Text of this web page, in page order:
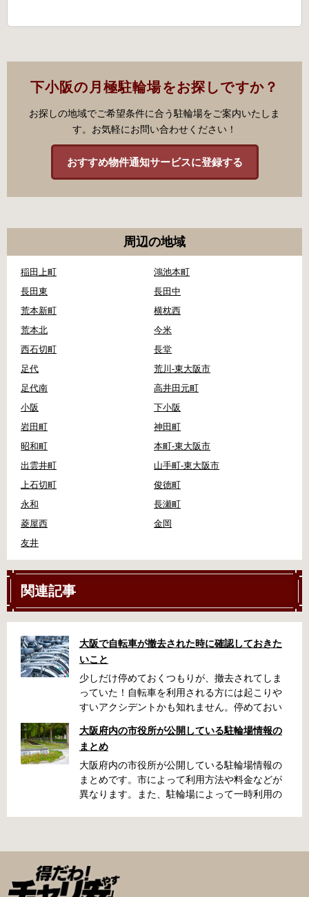
下小阪の月極駐輪場をお探しですか？
お探しの地域でご希望条件に合う駐輪場をご案内いたしま
す。お気軽にお問い合わせください！
おすすめ物件通知サービスに登録する
周辺の地域
稲田上町
鴻池本町
長田東
長田中
荒本新町
横枕西
荒本北
今米
西石切町
長堂
足代
荒川-東大阪市
足代南
高井田元町
小阪
下小阪
岩田町
神田町
昭和町
本町-東大阪市
出雲井町
山手町-東大阪市
上石切町
俊徳町
永和
長瀬町
菱屋西
金岡
友井
関連記事
大阪で自転車が撤去された時に確認しておきた
いこと
少しだけ停めておくつもりが、撤去されてしま
っていた！自転車を利用される方には起こりや
すいアクシデントかも知れません。停めておい
い、なんてことになってしまうかも知れませ
ん。そんな時に役立つ情報をまとめました。事
前に確認しておきましょう。 守口市で撤去され
た場合 放置自転車大日保管所 住所 守口市大日
町4丁目281の3番地 電話 06-6902-2340（業務
還料 2,500円 自転車の鍵 身分証明証 守口市HP
はこちら 堺市で撤去された場合 三国ヶ丘自転車
保管返還所 住所 堺区向陵東町1丁12-15 電話 三
大阪府内の市役所が公開している駐輪場情報の
まとめ
大阪府内の市役所が公開している駐輪場情報の
まとめです。市によって利用方法や料金などが
異なります。また、駐輪場によって一時利用の
自転車駐輪場 利用方法 利用登録申請書の提出
利用登録申請書を窓口に提出ではなく、Web上
での利用登録になります。 利用料金 登録手数料